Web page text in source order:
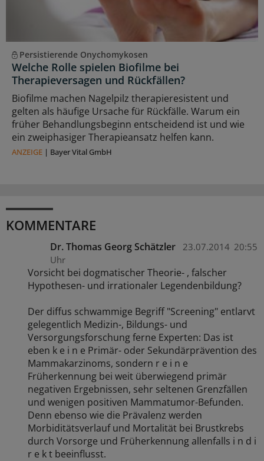
Persistierende Onychomykosen
Welche Rolle spielen Biofilme bei
Therapieversagen und Rückfällen?
Biofilme machen Nagelpilz therapieresistent und
gelten als häufige Ursache für Rückfälle. Warum ein
früher Behandlungsbeginn entscheidend ist und wie
ein zweiphasiger Therapieansatz helfen kann.
ANZEIGE | Bayer Vital GmbH
KOMMENTARE
Dr. Thomas Georg Schätzler 23.07.2014 20:55
Uhr
Vorsicht bei dogmatischer Theorie- , falscher
Hypothesen- und irrationaler Legendenbildung?
Der diffus schwammige Begriff "Screening" entlarvt
gelegentlich Medizin-, Bildungs- und
Versorgungsforschung ferne Experten: Das ist
eben k e i n e Primär- oder Sekundärprävention des
Mammakarzinoms, sondern r e i n e
Früherkennung bei weit überwiegend primär
negativen Ergebnissen, sehr seltenen Grenzfällen
und wenigen positiven Mammatumor-Befunden.
Denn ebenso wie die Prävalenz werden
Morbiditätsverlauf und Mortalität bei Brustkrebs
durch Vorsorge und Früherkennung allenfalls i n d i
r e k t beeinflusst.